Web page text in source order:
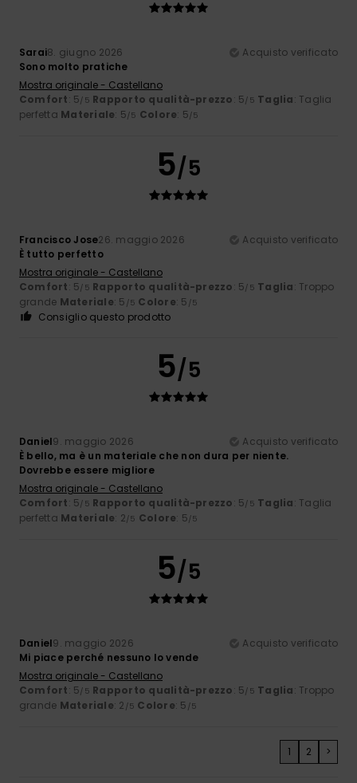
Sarai8. giugno 2026
Acquisto verificato
Sono molto pratiche
Mostra originale - Castellano
Comfort: 5/5 Rapporto qualità-prezzo: 5/5 Taglia: Taglia
perfetta Materiale: 5/5 Colore: 5/5
5/5
Francisco Jose26. maggio 2026
Acquisto verificato
È tutto perfetto
Mostra originale - Castellano
Comfort: 5/5 Rapporto qualità-prezzo: 5/5 Taglia: Troppo
grande Materiale: 5 /5 Colore: 5 /5
Consiglio questo prodotto
5/5
Daniel9. maggio 2026
Acquisto verificato
È bello, ma è un materiale che non dura per niente.
Dovrebbe essere migliore
Mostra originale - Castellano
Comfort: 5/5 Rapporto qualità-prezzo: 5/5 Taglia: Taglia
perfetta Materiale: 2/5 Colore: 5/5
5/5
Daniel9. maggio 2026
Acquisto verificato
Mi piace perché nessuno lo vende
Mostra originale - Castellano
Comfort: 5/5 Rapporto qualità-prezzo: 5/5 Taglia: Troppo
grande Materiale: 2 /5 Colore: 5 /5
1 2 >